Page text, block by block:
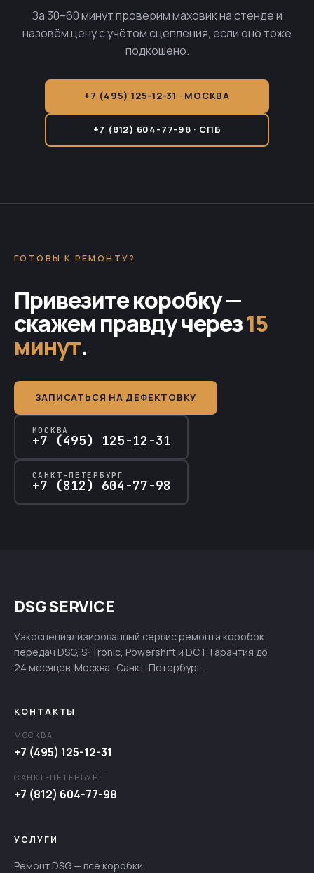
За 30–60 минут проверим маховик на стенде и
назовём цену с учётом сцепления, если оно тоже
подкошено.
+7 (495) 125-12-31 · МОСКВА
+7 (812) 604-77-98 · СПБ
ГОТОВЫ К РЕМОНТУ?
Привезите коробку —
скажем правду через15
минут.
ЗАПИСАТЬСЯ НА ДЕФЕКТОВКУ
МОСКВА
+7 (495) 125-12-31
САНКТ-ПЕТЕРБУРГ
+7 (812) 604-77-98
DSG SERVICE
Узкоспециализированный сервис ремонта коробок
передач DSG, S-Tronic, Powershift и DCT. Гарантия до
24 месяцев. Москва · Санкт-Петербург.
КОНТАКТЫ
МОСКВА
+7 (495) 125-12-31
САНКТ-ПЕТЕРБУРГ
+7 (812) 604-77-98
УСЛУГИ
Ремонт DSG — все коробки